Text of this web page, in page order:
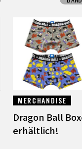
MERCHANDISE
Dragon Ball
erhältlich!